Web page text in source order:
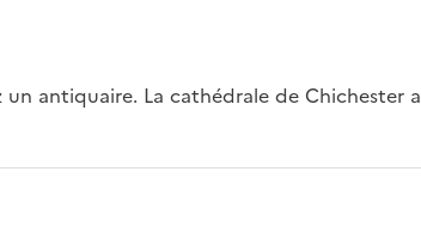
antiquaire. La cathédrale de Chichester a